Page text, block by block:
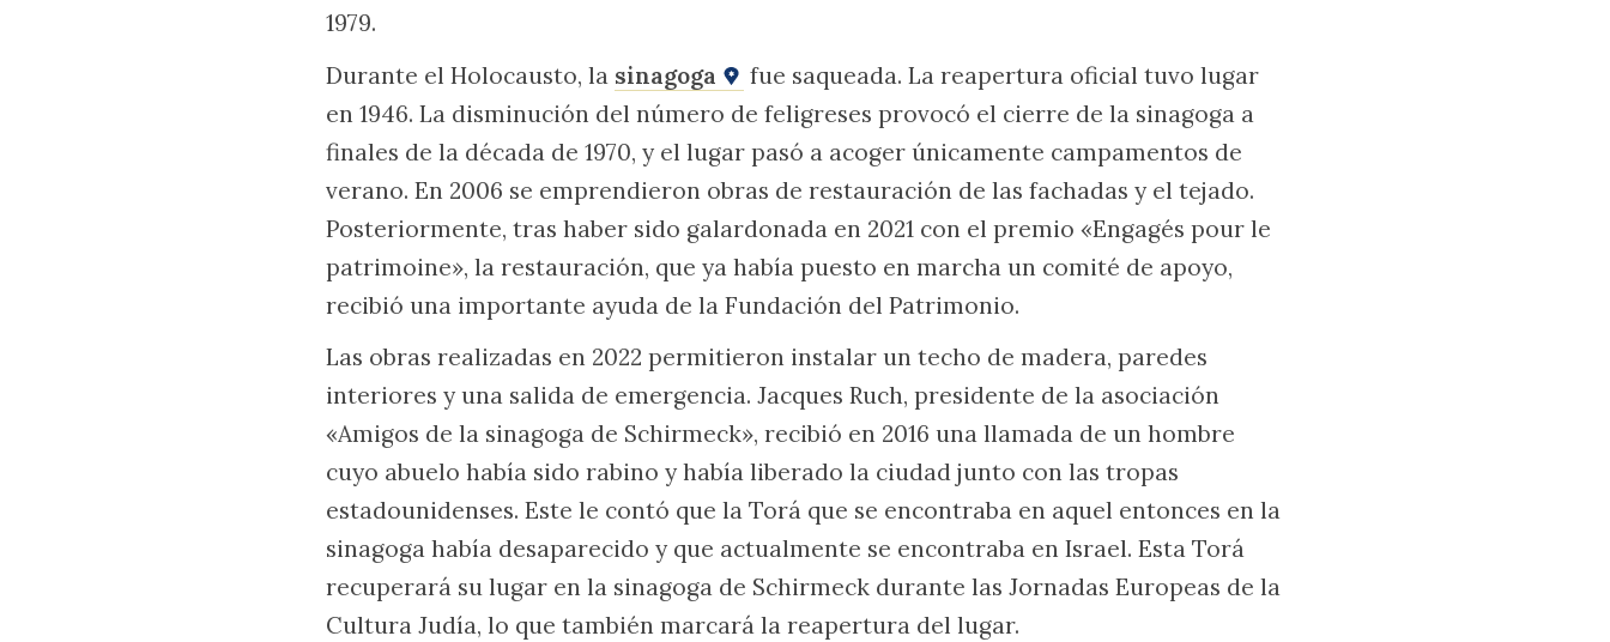
1979.
Durante el Holocausto, la sinagoga
fue saqueada. La reapertura oficial tuvo lugar
en 1946. La disminución del número de feligreses provocó el cierre de la sinagoga a
finales de la década de 1970, y el lugar pasó a acoger únicamente campamentos de
verano. En 2006 se emprendieron obras de restauración de las fachadas y el tejado.
Posteriormente, tras haber sido galardonada en 2021 con el premio «Engagés pour le
patrimoine», la restauración, que ya había puesto en marcha un comité de apoyo,
recibió una importante ayuda de la Fundación del Patrimonio.
Las obras realizadas en 2022 permitieron instalar un techo de madera, paredes
interiores y una salida de emergencia. Jacques Ruch, presidente de la asociación
«Amigos de la sinagoga de Schirmeck», recibió en 2016 una llamada de un hombre
cuyo abuelo había sido rabino y había liberado la ciudad junto con las tropas
estadounidenses. Este le contó que la Torá que se encontraba en aquel entonces en la
sinagoga había desaparecido y que actualmente se encontraba en Israel. Esta Torá
recuperará su lugar en la sinagoga de Schirmeck durante las Jornadas Europeas de la
Cultura Judía, lo que también marcará la reapertura del lugar.